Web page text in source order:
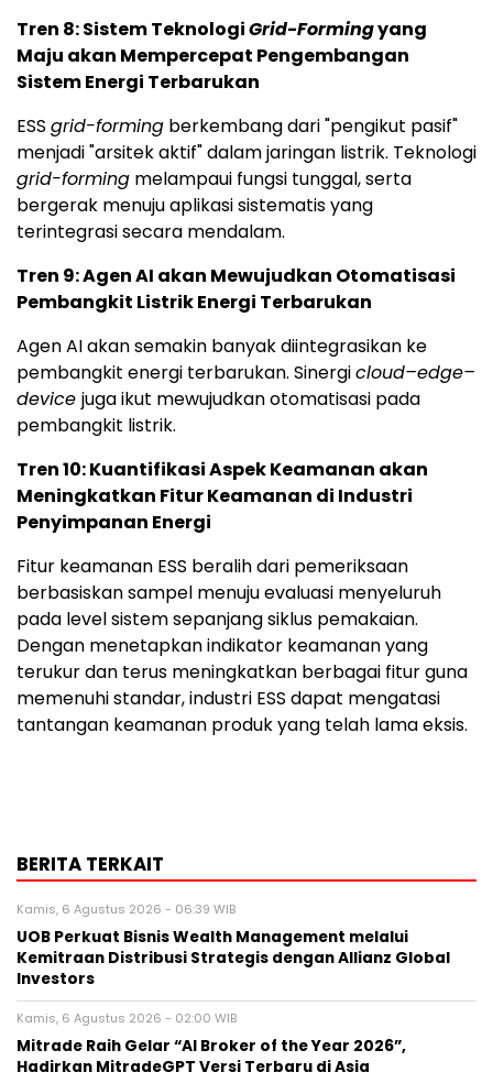
Tren 8: Sistem TeknologiGrid-Formingyang
Maju akan Mempercepat Pengembangan
Sistem Energi Terbarukan
ESS grid-forming berkembang dari "pengikut pasif"
menjadi "arsitek aktif" dalam jaringan listrik. Teknologi
grid-forming melampaui fungsi tunggal, serta
bergerak menuju aplikasi sistematis yang
terintegrasi secara mendalam.
Tren 9: Agen AI akan Mewujudkan Otomatisasi
Pembangkit Listrik Energi Terbarukan
Agen AI akan semakin banyak diintegrasikan ke
pembangkit energi terbarukan. Sinergicloud–edge–
device juga ikut mewujudkan otomatisasi pada
pembangkit listrik.
Tren 10: Kuantifikasi Aspek Keamanan akan
Meningkatkan Fitur Keamanan di Industri
Penyimpanan Energi
Fitur keamanan ESS beralih dari pemeriksaan
berbasiskan sampel menuju evaluasi menyeluruh
pada level sistem sepanjang siklus pemakaian.
Dengan menetapkan indikator keamanan yang
terukur dan terus meningkatkan berbagai fitur guna
memenuhi standar, industri ESS dapat mengatasi
tantangan keamanan produk yang telah lama eksis.
BERITA TERKAIT
Kamis, 6 Agustus 2026 - 06:39 WIB
UOB Perkuat Bisnis Wealth Management melalui
Kemitraan Distribusi Strategis dengan Allianz Global
Investors
Kamis, 6 Agustus 2026 - 02:00 WIB
Mitrade Raih Gelar “AI Broker of the Year 2026”,
Hadirkan MitradeGPT Versi Terbaru di Asia